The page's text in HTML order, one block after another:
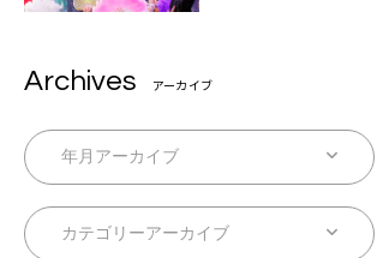
Archives アーカイブ